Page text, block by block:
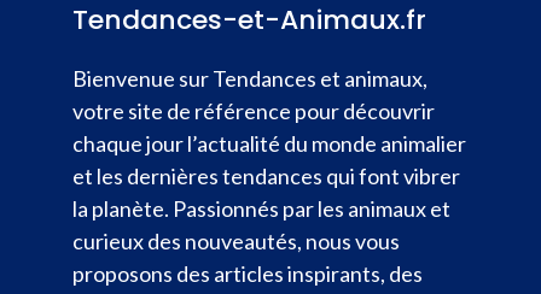
Tendances-et-Animaux.fr
Bienvenue sur Tendances et animaux,
votre site de référence pour découvrir
chaque jour l’actualité du monde animalier
et les dernières tendances qui font vibrer
la planète. Passionnés par les animaux et
curieux des nouveautés, nous vous
proposons des articles inspirants, des